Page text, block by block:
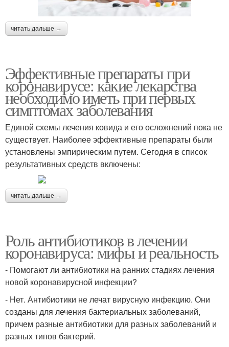
читать дальше →
Эффективные препараты при
коронавирусе: какие лекарства
необходимо иметь при первых
симптомах заболевания
Единой схемы лечения ковида и его осложнений пока не
существует. Наиболее эффективные препараты были
установлены эмпирическим путем. Сегодня в список
результативных средств включены:
читать дальше →
Роль антибиотиков в лечении
коронавируса: мифы и реальность
- Помогают ли антибиотики на ранних стадиях лечения
новой коронавирусной инфекции?
- Нет. Антибиотики не лечат вирусную инфекцию. Они
созданы для лечения бактериальных заболеваний,
причем разные антибиотики для разных заболеваний и
разных типов бактерий.